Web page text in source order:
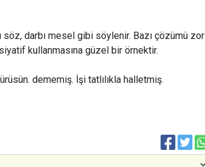
söz, darbı mesel gibi söylenir. Bazı çözümü zor
kullanmasına güzel bir örnektir.
dememiş. İşi tatlılıkla halletmiş.